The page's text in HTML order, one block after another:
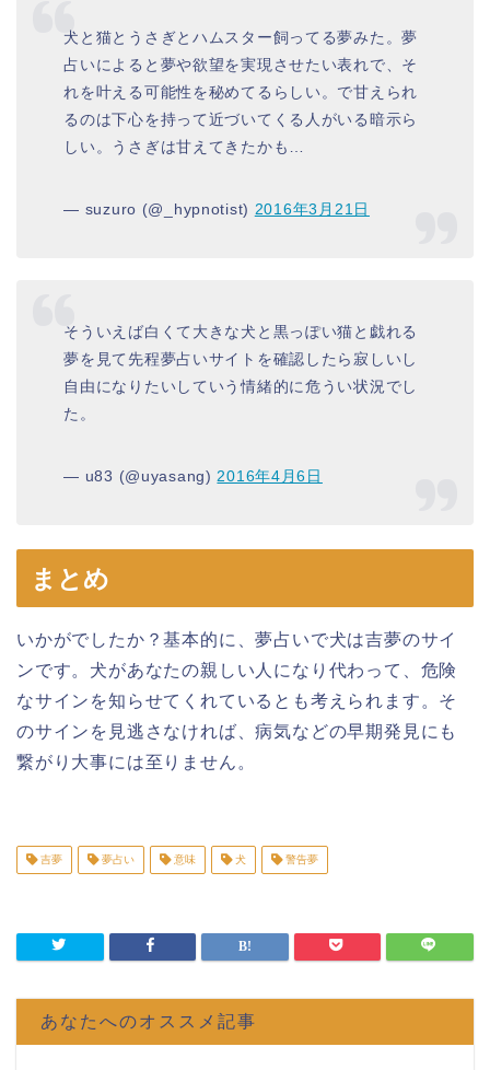
犬と猫とうさぎとハムスター飼ってる夢みた。夢
占いによると夢や欲望を実現させたい表れで、そ
れを叶える可能性を秘めてるらしい。で甘えられ
るのは下心を持って近づいてくる人がいる暗示ら
しい。うさぎは甘えてきたかも…
— suzuro (@_hypnotist) 2016年3月21日
そういえば白くて大きな犬と黒っぽい猫と戯れる
夢を見て先程夢占いサイトを確認したら寂しいし
自由になりたいしていう情緒的に危うい状況でし
た。
— u83 (@uyasang) 2016年4月6日
まとめ
いかがでしたか？基本的に、夢占いで犬は吉夢のサイ
ンです。犬があなたの親しい人になり代わって、危険
なサインを知らせてくれているとも考えられます。そ
のサインを見逃さなければ、病気などの早期発見にも
繋がり大事には至りません。
吉夢 夢占い 意味 犬 警告夢
あなたへのオススメ記事